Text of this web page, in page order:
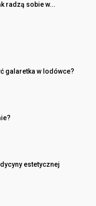
radzą sobie w...
galaretka w lodówce?
estetycznej